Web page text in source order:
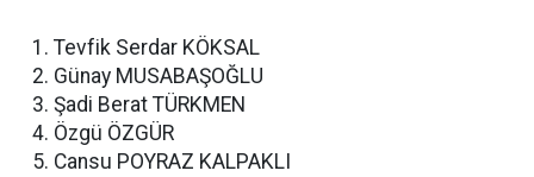
Tevfik Serdar KÖKSAL
Günay MUSABAŞOĞLU
Şadi Berat TÜRKMEN
Özgü ÖZGÜR
Cansu POYRAZ KALPAKLI